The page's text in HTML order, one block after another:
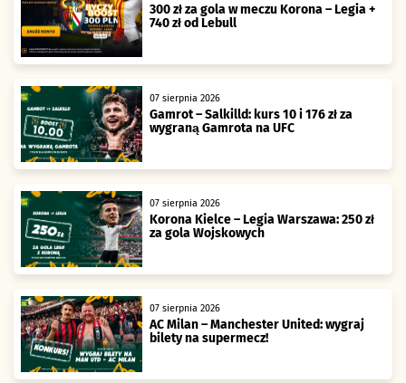
300 zł za gola w meczu Korona – Legia +
740 zł od Lebull
07 sierpnia 2026
Gamrot – Salkilld: kurs 10 i 176 zł za
wygraną Gamrota na UFC
07 sierpnia 2026
Korona Kielce – Legia Warszawa: 250 zł
za gola Wojskowych
07 sierpnia 2026
AC Milan – Manchester United: wygraj
bilety na supermecz!